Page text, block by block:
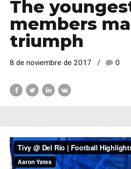
The
members
triumph
8 de noviembre de 2017 0